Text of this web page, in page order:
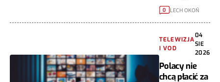
0 LECH OKOŃ
TELEWIZJA
I VOD
04
SIE
2026
Polacy nie
chcą płacić za